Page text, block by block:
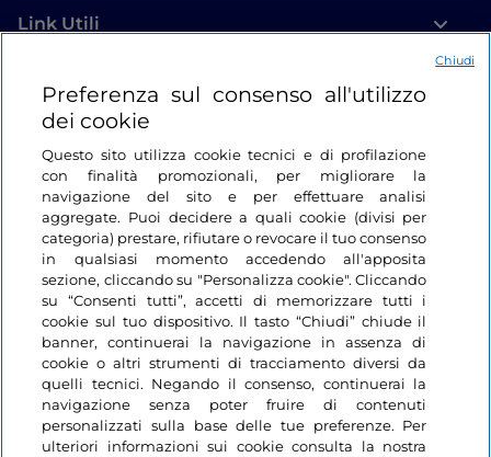
Link Utili
Login
Restiamo in contatto
Preferenza sul consenso all'utilizzo
dei cookie
Questo sito utilizza cookie tecnici e di profilazione
con finalità promozionali, per migliorare la
navigazione del sito e per effettuare analisi
aggregate. Puoi decidere a quali cookie (divisi per
categoria) prestare, rifiutare o revocare il tuo consenso
in qualsiasi momento accedendo all'apposita
sezione, cliccando su "Personalizza cookie". Cliccando
su “Consenti tutti”, accetti di memorizzare tutti i
cookie sul tuo dispositivo. Il tasto “Chiudi” chiude il
banner, continuerai la navigazione in assenza di
cookie o altri strumenti di tracciamento diversi da
quelli tecnici. Negando il consenso, continuerai la
navigazione senza poter fruire di contenuti
personalizzati sulla base delle tue preferenze. Per
ulteriori informazioni sui cookie consulta la nostra
Chiudi